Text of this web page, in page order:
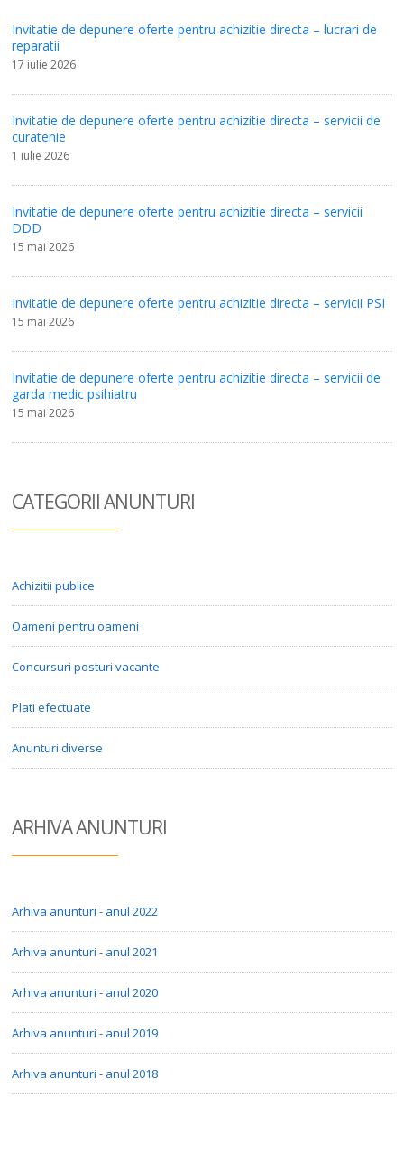
Invitatie de depunere oferte pentru achizitie directa – lucrari de
reparatii
17 iulie 2026
Invitatie de depunere oferte pentru achizitie directa – servicii de
curatenie
1 iulie 2026
Invitatie de depunere oferte pentru achizitie directa – servicii
DDD
15 mai 2026
Invitatie de depunere oferte pentru achizitie directa – servicii PSI
15 mai 2026
Invitatie de depunere oferte pentru achizitie directa – servicii de
garda medic psihiatru
15 mai 2026
CATEGORII ANUNTURI
Achizitii publice
Oameni pentru oameni
Concursuri posturi vacante
Plati efectuate
Anunturi diverse
ARHIVA ANUNTURI
Arhiva anunturi - anul 2022
Arhiva anunturi - anul 2021
Arhiva anunturi - anul 2020
Arhiva anunturi - anul 2019
Arhiva anunturi - anul 2018